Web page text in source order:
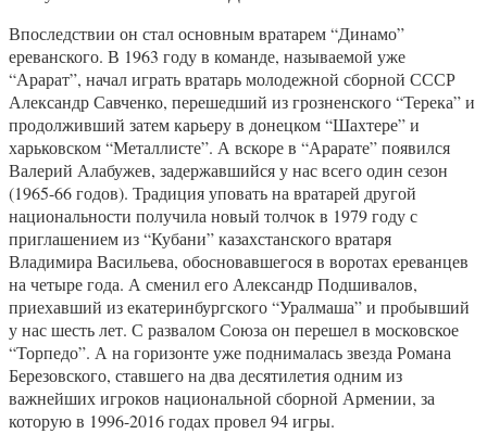
Впоследствии он стал основным вратарем “Динамо”
ереванского. В 1963 году в команде, называемой уже
“Арарат”, начал играть вратарь молодежной сборной СССР
Александр Савченко, перешедший из грозненского “Терека” и
продолживший затем карьеру в донецком “Шахтере” и
харьковском “Металлисте”. А вскоре в “Арарате” появился
Валерий Алабужев, задержавшийся у нас всего один сезон
(1965-66 годов). Традиция уповать на вратарей другой
национальности получила новый толчок в 1979 году с
приглашением из “Кубани” казахстанского вратаря
Владимира Васильева, обосновавшегося в воротах ереванцев
на четыре года. А сменил его Александр Подшивалов,
приехавший из екатеринбургского “Уралмаша” и пробывший
у нас шесть лет. С развалом Союза он перешел в московское
“Торпедо”. А на горизонте уже поднималась звезда Романа
Березовского, ставшего на два десятилетия одним из
важнейших игроков национальной сборной Армении, за
которую в 1996-2016 годах провел 94 игры.